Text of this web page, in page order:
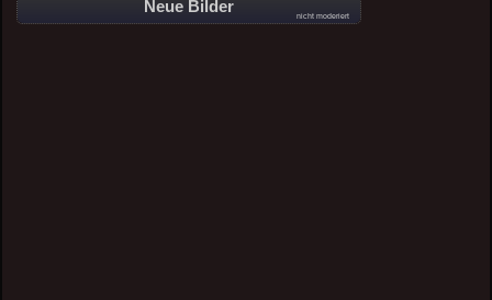
Neue Bilder
nicht moderiert